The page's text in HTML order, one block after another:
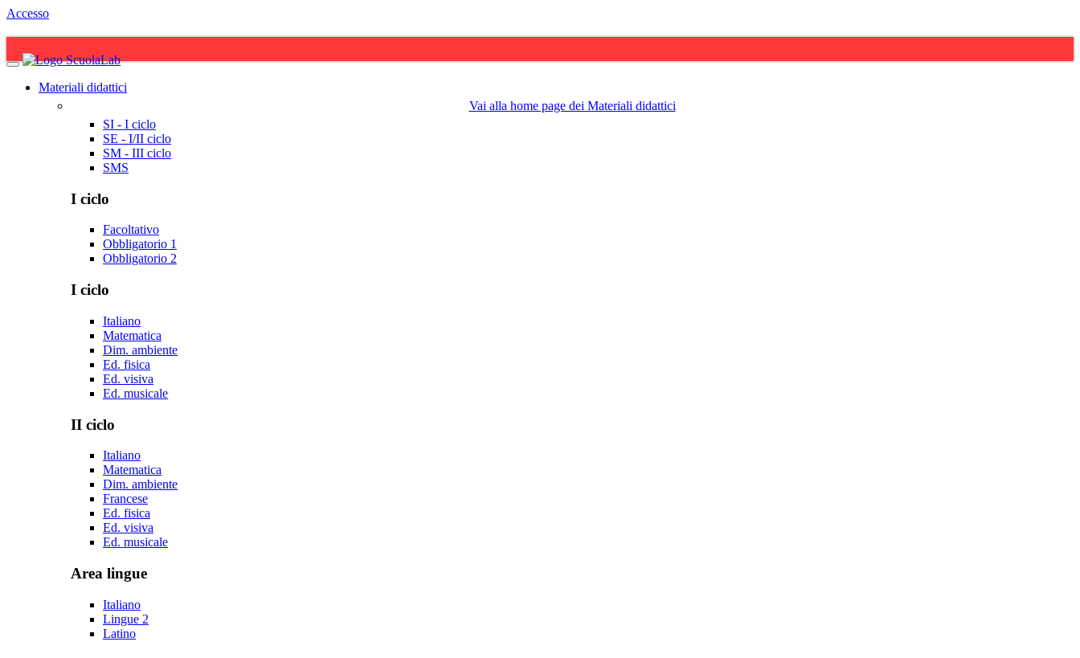
Accesso
Materiali didattici
Vai alla home page dei Materiali didattici
SI - I ciclo
SE - I/II ciclo
SM - III ciclo
SMS
I ciclo
Facoltativo
Obbligatorio 1
Obbligatorio 2
I ciclo
Italiano
Matematica
Dim. ambiente
Ed. fisica
Ed. visiva
Ed. musicale
II ciclo
Italiano
Matematica
Dim. ambiente
Francese
Ed. fisica
Ed. visiva
Ed. musicale
Area lingue
Italiano
Lingue 2
Latino